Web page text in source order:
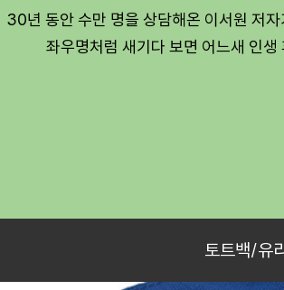
30년 동안 수만 명을 상담해온 이서원 저
좌우명처럼 새기다 보면 어느새 인
토트백/유